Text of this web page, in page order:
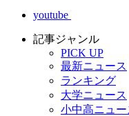
youtube
記事ジャンル
PICK UP
最新ニュース
ランキング
大学ニュース
小中高ニュー